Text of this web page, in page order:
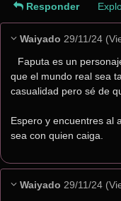
Responder
Waiyado 29/11/24
Faputa es un
que el mundo real sea
casualidad pero sé de
Espero y encuentres al
sea con quien caiga.
Waiyado 29/11/24